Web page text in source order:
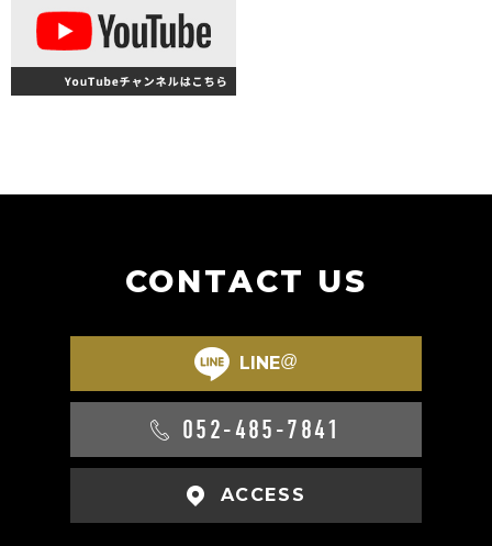
CONTACT US
LINE@
052-485-7841
ACCESS